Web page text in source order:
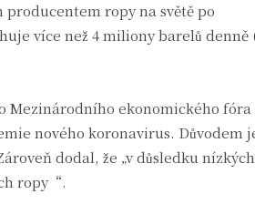
ropy na světě po
více než 4 miliony barelů denně
Mezinárodního ekonomického fóra
nového koronavirus. Důvodem
dodal, že „v důsledku
ropy“.